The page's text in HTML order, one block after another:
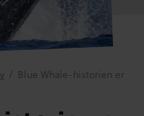
/ Blue Whale-historien er